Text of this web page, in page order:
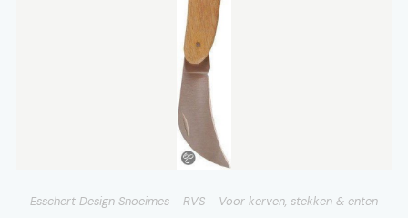
Esschert Design Snoeimes - RVS - Voor kerven, stekken & enten